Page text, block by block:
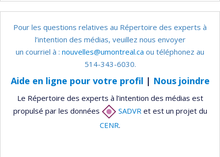
Pour les questions relatives au Répertoire des experts à
l’intention des médias, veuillez nous envoyer
un courriel à : nouvelles@umontreal.ca ou téléphonez au
514-343-6030.
Aide en ligne pour votre profil | Nous joindre
Le Répertoire des experts à l’intention des médias est
propulsé par les données
SADVR et est un projet du
CENR.